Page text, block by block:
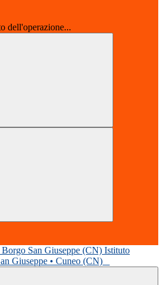
dell'operazione...
Istituto
Giuseppe • Cuneo (CN)